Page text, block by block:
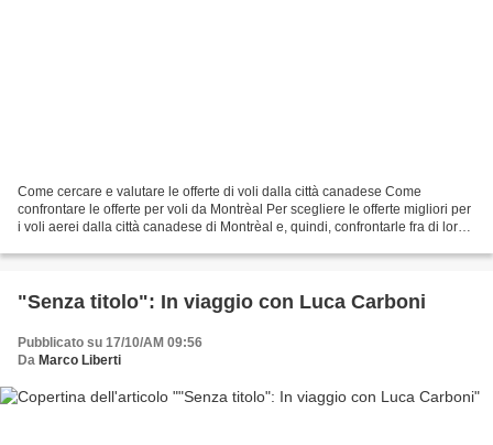
Come cercare e valutare le offerte di voli dalla città canadese Come
confrontare le offerte per voli da Montrèal Per scegliere le offerte migliori per
i voli aerei dalla città canadese di Montrèal e, quindi, confrontarle fra di loro
"Senza titolo": In viaggio con Luca Carboni
Pubblicato su 17/10/AM 09:56
Da Marco Liberti